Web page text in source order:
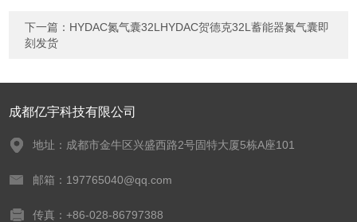
下一篇： HYDAC氮气囊32LHYDAC贺德克32L蓄能器氮气囊即
刻发货
成都亿宇科技有限公司
地址：成都市金牛区兴盛西路2号固特大厦5栋A座101
邮箱：197765040@qq.com
传真：+86-028-86797388